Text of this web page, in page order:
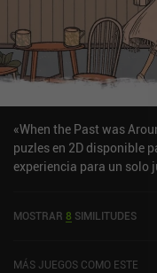
«When the Past was
puzles en 2D disponible
experiencia para un solo
de 4,2 sobre 5,0 en
MOSTRAR 8 SIMILITUDES
MÁS JUEGOS COMO ESTE